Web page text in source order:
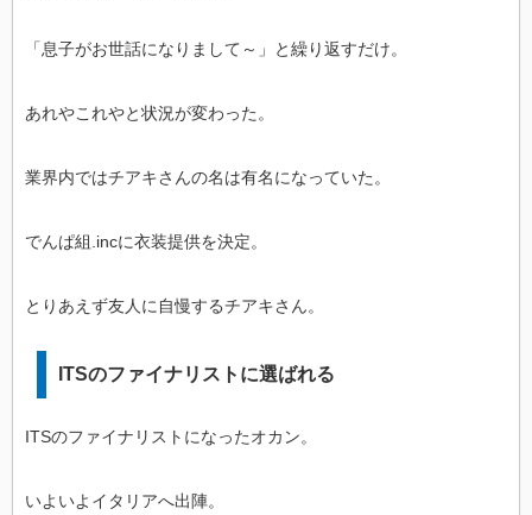
「息子がお世話になりまして～」と繰り返すだけ。
あれやこれやと状況が変わった。
業界内ではチアキさんの名は有名になっていた。
でんぱ組.incに衣装提供を決定。
とりあえず友人に自慢するチアキさん。
ITSのファイナリストに選ばれる
ITSのファイナリストになったオカン。
いよいよイタリアへ出陣。